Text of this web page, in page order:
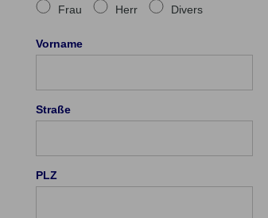
Frau Herr Divers
Vorname
Straße
PLZ